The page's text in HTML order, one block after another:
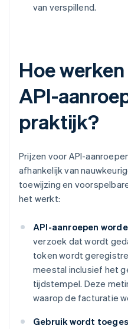
van verspillend.
Hoe
API-
praktijk?
Prijzen voor API-
afhankelijk van
toewijzing en
het werkt:
API-aanroepen
verzoek dat wordt
token wordt
meestal inclusief het
tijdstempel. Deze
waarop de facturatie
Gebruik wordt